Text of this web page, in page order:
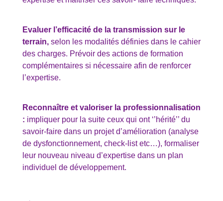
Evaluer l’efficacité de la transmission sur le
terrain, selon les modalités définies dans le cahier
des charges. Prévoir des actions de formation
complémentaires si nécessaire afin de renforcer
l’expertise.
Reconnaître et valoriser la professionnalisation
: impliquer pour la suite ceux qui ont ‘’hérité’’ du
savoir-faire dans un projet d’amélioration (analyse
de dysfonctionnement, check-list etc…), formaliser
leur nouveau niveau d’expertise dans un plan
individuel de développement.